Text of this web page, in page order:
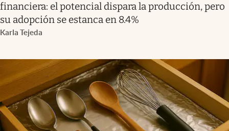
financiera: el potencial dispara la producción, pero
su adopción se estanca en 8.4%
Karla Tejeda